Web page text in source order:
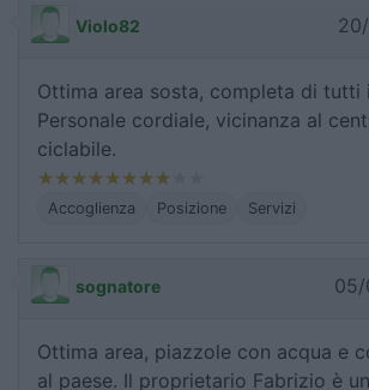
Violo82
Ottima area sosta, completa di tutti
Personale cordiale, vicinanza al
ciclabile.
Accoglienza Posizione Servizi
sognatore 05/
Ottima area, piazzole con acqua e
al paese. Il proprietario Fabrizio è